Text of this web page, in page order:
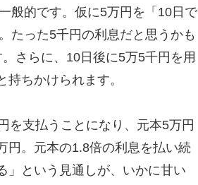
般的です。仮に5万円を「10日で
たった5千円の利息だと思うかも
さらに、10日後に5万5千円を用
ちかけられます。
を支払うことになり、元本5万円
円。元本の1.8倍の利息を払い続
」という見通しが、いかに甘い